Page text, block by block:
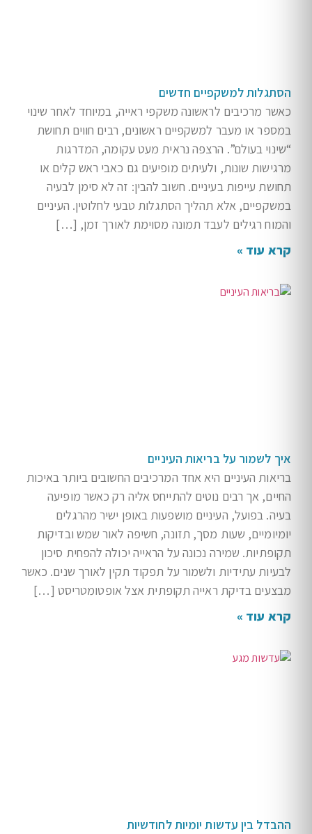
הסתגלות למשקפיים חדשים
כאשר מרכיבים לראשונה משקפי ראייה, במיוחד לאחר שינוי
במספר או מעבר למשקפיים ראשונים, רבים חווים תחושת
“שינוי בעולם”. הרצפה נראית מעט עקומה, המדרגות
מרגישות שונות, ולעיתים מופיעים גם כאבי ראש קלים או
תחושת עייפות בעיניים. חשוב להבין: זה לא סימן לבעיה
במשקפיים, אלא תהליך הסתגלות טבעי לחלוטין. העיניים
והמוח רגילים לעבד תמונה מסוימת לאורך זמן, […]
קרא עוד »
איך לשמור על בריאות העיניים
בריאות העיניים היא אחד המרכיבים החשובים ביותר באיכות
החיים, אך רבים נוטים להתייחס אליה רק כאשר מופיעה
בעיה. בפועל, העיניים מושפעות באופן ישיר מהרגלים
יומיומיים, שעות מסך, תזונה, חשיפה לאור שמש ובדיקות
תקופתיות. שמירה נכונה על הראייה יכולה להפחית סיכון
לבעיות עתידיות ולשמור על תפקוד תקין לאורך שנים. כאשר
מבצעים בדיקת ראייה תקופתית אצל אופטומטריסט […]
קרא עוד »
ההבדל בין עדשות יומיות לחודשיות